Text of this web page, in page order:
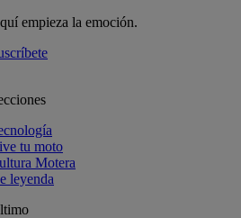
empieza la emoción.
tu moto
Motera
leyenda